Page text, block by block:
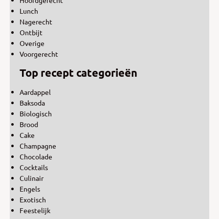
Lunch
Nagerecht
Ontbijt
Overige
Voorgerecht
Top recept categorieën
Aardappel
Baksoda
Biologisch
Brood
Cake
Champagne
Chocolade
Cocktails
Culinair
Engels
Exotisch
Feestelijk